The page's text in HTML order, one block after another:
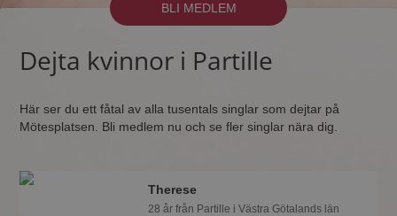
BLI MEDLEM
Dejta kvinnor i Partille
Här ser du ett fåtal av alla tusentals singlar som dejtar på
Mötesplatsen. Bli medlem nu och se fler singlar nära dig.
Therese
28 år från Partille i Västra Götalands län